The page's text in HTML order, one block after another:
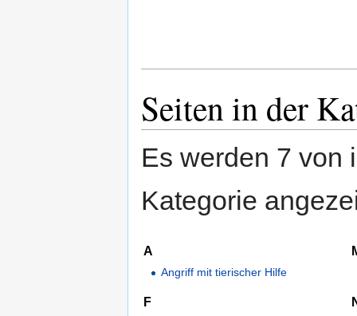
Seiten in der
Es werden 7 von
Kategorie
A
Angriff mit tierischer Hilfe
F